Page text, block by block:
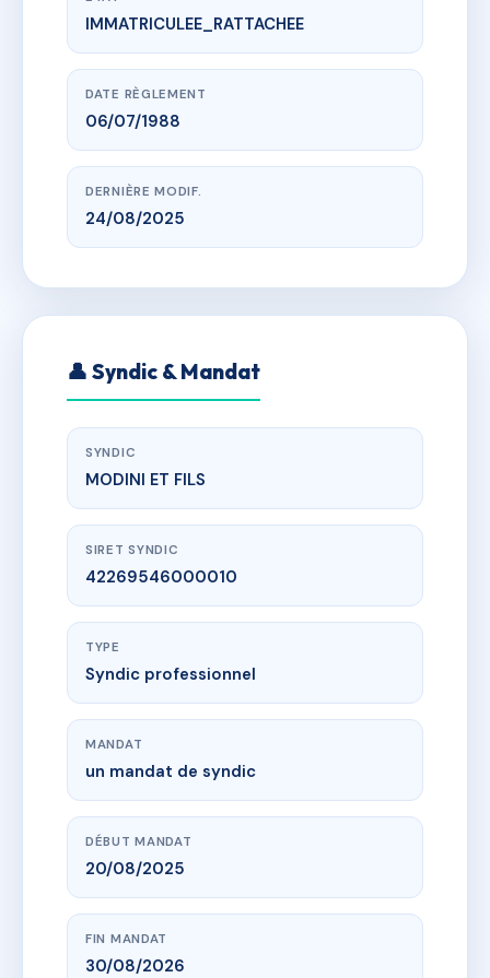
www.vme.plus/AB4825212
THALASSA
CHEMIN DES 2 RUISSEAUX DOMAINE DES MYRTES
SAINTE MAXIME
IMMATRICULEE_RATTACHEE
DATE RÈGLEMENT
06/07/1988
DERNIÈRE MODIF.
24/08/2025
👤 Syndic & Mandat
SYNDIC
MODINI ET FILS
SIRET SYNDIC
42269546000010
TYPE
Syndic professionnel
MANDAT
un mandat de syndic
DÉBUT MANDAT
20/08/2025
FIN MANDAT
30/08/2026